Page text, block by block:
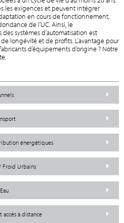
les exigences et peuvent intégrer
en cours de fonctionnement,
de l’UC. Ainsi, le
systèmes d’automatisation est
longévité et de profits. L’avantage pour
d’équipements d’origine ? Notre
énergétiques
Froid Urbains
Eau
à distance